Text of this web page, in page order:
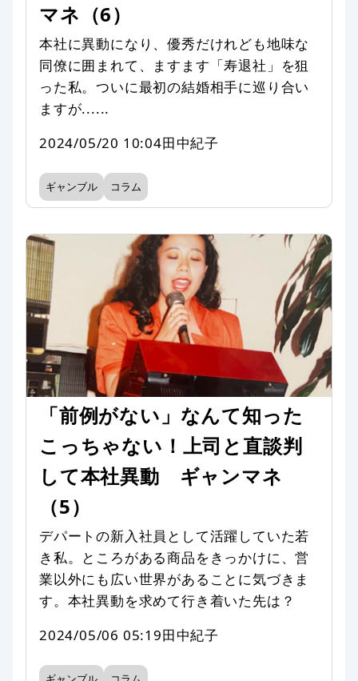
マネ（6）
本社に異動になり、優秀だけれども地味な
同僚に囲まれて、ますます「寿退社」を狙
った私。ついに最初の結婚相手に巡り合い
ますが......
2024/05/20 10:04田中紀子
ギャンブル コラム
「前例がない」なんて知った
こっちゃない！上司と直談判
して本社異動 ギャンマネ
（5）
デパートの新入社員として活躍していた若
き私。ところがある商品をきっかけに、営
業以外にも広い世界があることに気づきま
す。本社異動を求めて行き着いた先は？
2024/05/06 05:19田中紀子